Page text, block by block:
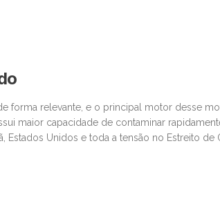
forma relevante, e o principal motor desse
maior capacidade de contaminar
Estados Unidos e toda a tensão no Estreito de